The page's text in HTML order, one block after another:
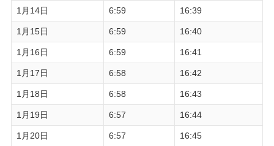
1月14日 6:59 16:39
1月15日 6:59 16:40
1月16日 6:59 16:41
1月17日 6:58 16:42
1月18日 6:58 16:43
1月19日 6:57 16:44
1月20日 6:57 16:45